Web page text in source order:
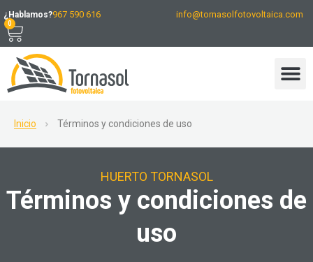
¿Hablamos?967 590 616 info@tornasolfotovoltaica.com
0
Inicio Términos y condiciones de uso
HUERTO TORNASOL
Términos y condiciones de
uso